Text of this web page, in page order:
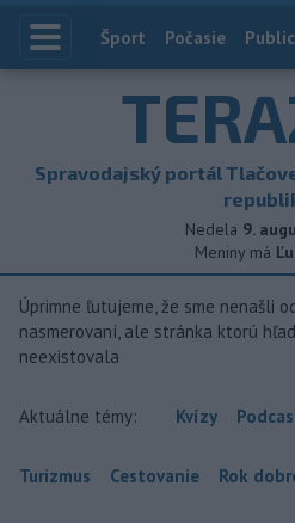
Index
Šport Počasie
Spravodajský portál
Nedela 9.
Meniny má
Úprimne ľutujeme, že sme nenašli
nasmerovaní, ale stránka ktorú
neexistovala
Aktuálne témy: Kvízy
Turizmus Cestovanie Rok